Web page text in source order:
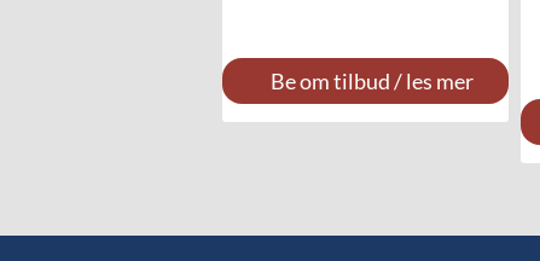
Be om tilbud / les mer